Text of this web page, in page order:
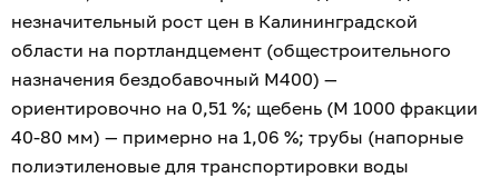
незначительный рост цен в Калининградской
области на портландцемент (общестроительного
назначения бездобавочный М400) —
ориентировочно на 0,51 %; щебень (М 1000 фракции
40-80 мм) — примерно на 1,06 %; трубы (напорные
полиэтиленовые для транспортировки воды